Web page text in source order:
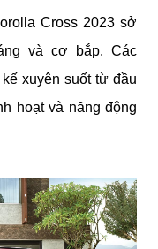
Cross 2023 sở
và cơ bắp. Các
xuyên suốt từ đầu
hoạt và năng động